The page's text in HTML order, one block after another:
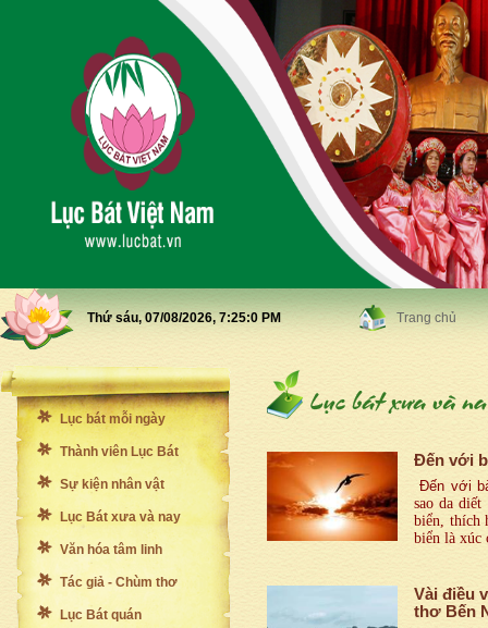
Thứ sáu, 07/08/2026, 7:25:2 PM Trang chủ
Lục bát mỗi ngày
Thành viên Lục Bát
Sự kiện nhân vật
Lục Bát xưa và nay
Văn hóa tâm linh
Tác giả - Chùm thơ
Lục Bát quán
Đến với
Đến với
sao da
biển, thích
biển là
Vài điều
thơ Bến